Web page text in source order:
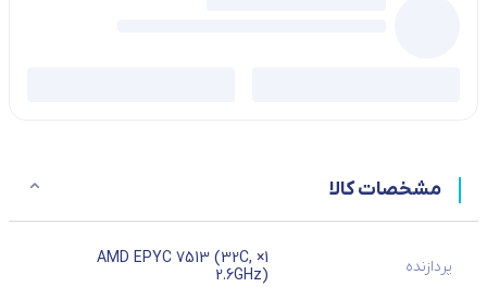
مشخصات کالا
پردازنده
1× AMD EPYC 7513 (32C,
2.6GHz)